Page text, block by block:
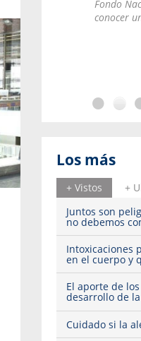
Fondo
conocer
Los más
+ Vistos
+
Juntos son
no debemos
Intoxicaciones
en el cuerpo y
El aporte de
desarrollo de
Cuidado si la